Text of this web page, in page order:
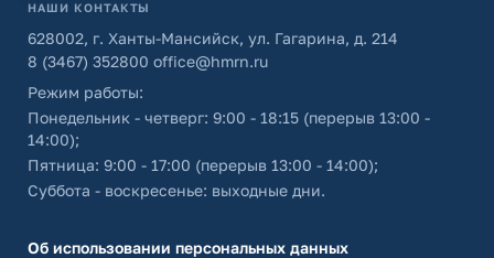
НАШИ КОНТАКТЫ
628002, г. Ханты-Мансийск, ул. Гагарина, д. 214
8 (3467) 352800 office@hmrn.ru
Режим работы:
Понедельник - четверг: 9:00 - 18:15 (перерыв 13:00 -
14:00);
Пятница: 9:00 - 17:00 (перерыв 13:00 - 14:00);
Суббота - воскресенье: выходные дни.
Об использовании персональных данных